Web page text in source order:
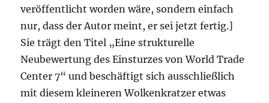
veröffentlicht worden wäre, sondern einfach
nur, dass der Autor meint, er sei jetzt fertig.]
Sie trägt den Titel „Eine strukturelle
Neubewertung des Einsturzes von World Trade
Center 7“ und beschäftigt sich ausschließlich
mit diesem kleineren Wolkenkratzer etwas